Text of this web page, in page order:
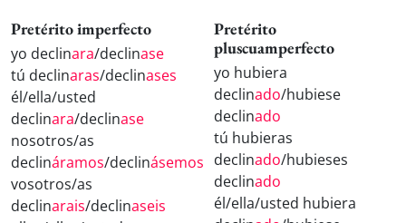
Pretérito imperfecto
yo declinara/declinase
tú declinaras/declinases
él/ella/usted
declinara/declinase
nosotros/as
declináramos/declinásemos
vosotros/as
declinarais/declinaseis
Pretérito
pluscuamperfecto
yo hubiera
declinado/hubiese
declinado
tú hubieras
declinado/hubieses
declinado
él/ella/usted hubiera